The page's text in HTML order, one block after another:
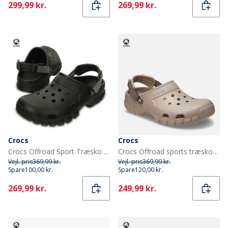
Current
299,99 kr. Current
269,99 kr.
Crocs
Crocs Offroad Sport Træsko Sort/Grafit
Vejl. pris369,99 kr.
Spare100,00 kr.
Current
269,99 kr.
Crocs
Crocs Offroad sports træsko Cobblestone/Truffle
Vejl. pris369,99 kr.
Spare120,00 kr.
Current
249,99 kr.